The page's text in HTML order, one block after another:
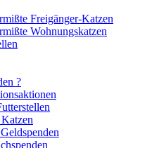
Freigänger-Katzen
Wohnungskatzen
?